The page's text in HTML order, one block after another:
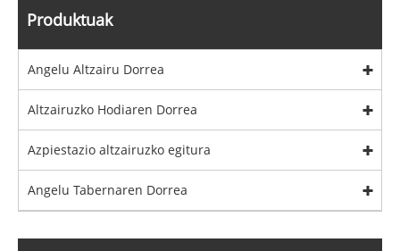
Produktuak
Angelu Altzairu Dorrea
Altzairuzko Hodiaren Dorrea
Azpiestazio altzairuzko egitura
Angelu Tabernaren Dorrea